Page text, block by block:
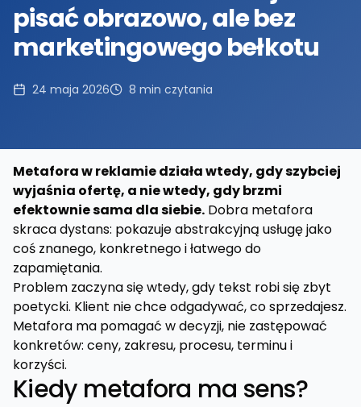
pisać obrazowo, ale bez
marketingowego bełkotu
24 maja 2026 8 min czytania
Metafora w reklamie działa wtedy, gdy szybciej
wyjaśnia ofertę, a nie wtedy, gdy brzmi
efektownie sama dla siebie. Dobra metafora
skraca dystans: pokazuje abstrakcyjną usługę jako
coś znanego, konkretnego i łatwego do
zapamiętania.
Problem zaczyna się wtedy, gdy tekst robi się zbyt
poetycki. Klient nie chce odgadywać, co sprzedajesz.
Metafora ma pomagać w decyzji, nie zastępować
konkretów: ceny, zakresu, procesu, terminu i
korzyści.
Kiedy metafora ma sens?